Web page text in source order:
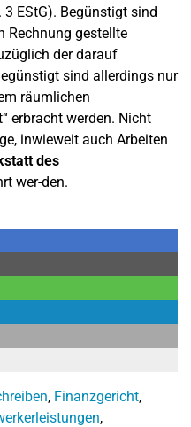
EStG). Begünstigt sind
Rechnung gestellte
der darauf
sind allerdings nur
räumlichen
erbracht werden. Nicht
inwieweit auch Arbeiten
des
wer-den.
, Finanzgericht,
,